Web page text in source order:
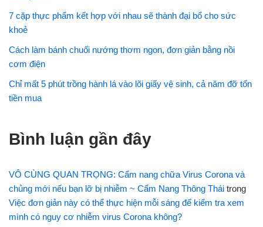
7 cặp thực phẩm kết hợp với nhau sẽ thành đại bổ cho sức
khoẻ
Cách làm bánh chuối nướng thơm ngon, đơn giản bằng nồi
cơm điện
Chỉ mất 5 phút trồng hành lá vào lõi giấy vệ sinh, cả năm đỡ tốn
tiền mua
Bình luận gần đây
VÔ CÙNG QUAN TRỌNG: Cẩm nang chữa Virus Corona và
chủng mới nếu bạn lỡ bị nhiễm ~ Cẩm Nang Thông Thái trong
Việc đơn giản này có thể thực hiện mỗi sáng để kiểm tra xem
mình có nguy cơ nhiễm virus Corona không?